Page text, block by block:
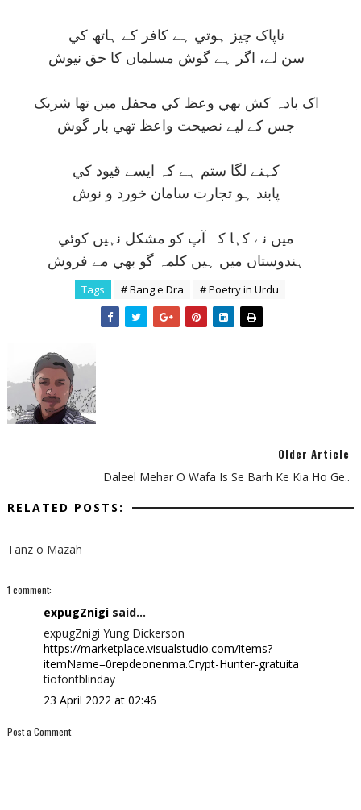
ناپاک چيز ہوتي ہے کافر کے ہاتھ کي
سن لے، اگر ہے گوش مسلماں کا حق نيوش
اک بادہ کش بھي وعظ کي محفل ميں تھا شريک
جس کے ليے نصيحت واعظ تھي بار گوش
کہنے لگا ستم ہے کہ ايسے قيود کي
پابند ہو تجارت سامان خورد و نوش
ميں نے کہا کہ آپ کو مشکل نہيں کوئي
ہندوستاں ميں ہيں کلمہ گو بھي مے فروش
Tags # Bang e Dra # Poetry in Urdu
Older Article
Daleel Mehar O Wafa Is Se Barh Ke Kia Ho Ge..
RELATED POSTS:
Tanz o Mazah
1 comment:
expugZnigisaid...
expugZnigi Yung Dickerson
https://marketplace.visualstudio.com/items?
itemName=0repdeonenma.Crypt-Hunter-gratuita
tiofontblinday
23 April 2022 at 02:46
Post a Comment